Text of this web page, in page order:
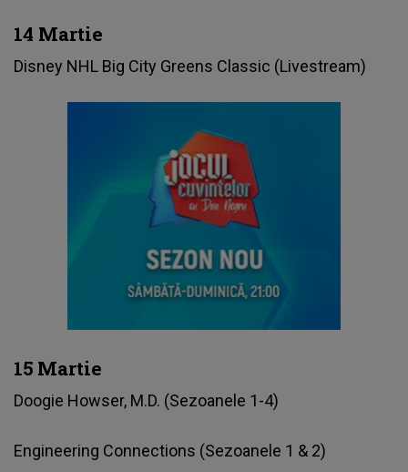
14 Martie
Disney NHL Big City Greens Classic (Livestream)
15 Martie
Doogie Howser, M.D. (Sezoanele 1-4)
Engineering Connections (Sezoanele 1 & 2)